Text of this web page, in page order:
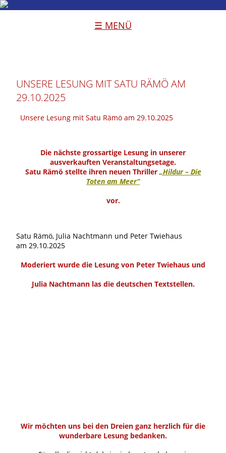
☰ MENÜ
UNSERE LESUNG MIT SATU RÄMÖ AM
29.10.2025
Unsere Lesung mit Satu Rämö am 29.10.2025
Die nächste grossartige Lesung in unserer
ausverkauften Veranstaltungsetage.
Satu Rämö stellte ihren neuen Thriller „Hildur – Die
Toten am Meer“
vor.
Satu Rämö, Julia Nachtmann und Peter Twiehaus
am 29.10.2025
Moderiert wurde die Lesung von Peter Twiehaus und
Julia Nachtmannlas die deutschen Textstellen.
Wir möchten uns bei den Dreien ganz herzlich für die
wunderbare Lesung bedanken.